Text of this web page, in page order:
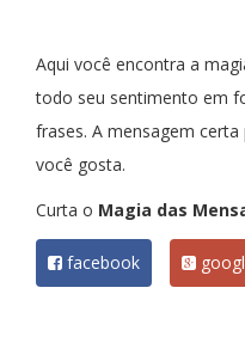
Aqui você encontra a
todo seu sentimento em
frases. A mensagem
você gosta.
Curta o Magia das
facebook